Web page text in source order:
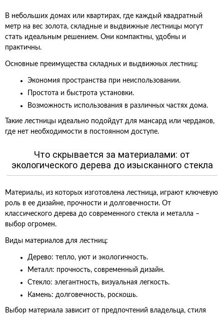
В небольших домах или квартирах, где каждый квадратный
метр на вес золота, складные и выдвижные лестницы могут
стать идеальным решением. Они компактны, удобны и
практичны.
Основные преимущества складных и выдвижных лестниц:
Экономия пространства при неиспользовании.
Простота и быстрота установки.
Возможность использования в различных частях дома.
Такие лестницы идеально подойдут для мансард или чердаков,
где нет необходимости в постоянном доступе.
Что скрывается за материалами: от
экологического дерева до изысканного стекла
Материалы, из которых изготовлена лестница, играют ключевую
роль в ее дизайне, прочности и долговечности. От
классического дерева до современного стекла и металла –
выбор огромен.
Виды материалов для лестниц:
Дерево: тепло, уют и экологичность.
Металл: прочность, современный дизайн.
Стекло: элегантность, визуальная легкость.
Камень: долговечность, роскошь.
Выбор материала зависит от предпочтений владельца, стиля